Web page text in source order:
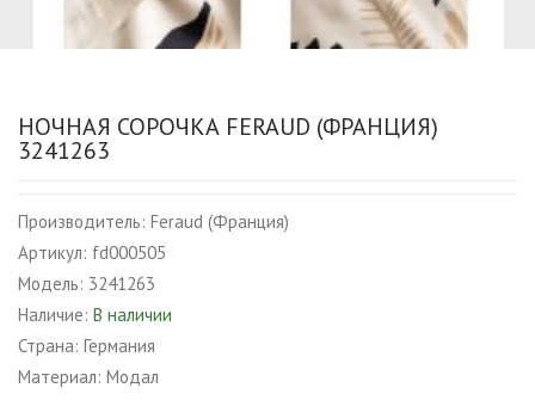
НОЧНАЯ СОРОЧКА FERAUD (ФРАНЦИЯ)
3241263
Производитель: Feraud (Франция)
Артикул: fd000505
Модель: 3241263
Наличие: В наличии
Страна: Германия
Материал: Модал